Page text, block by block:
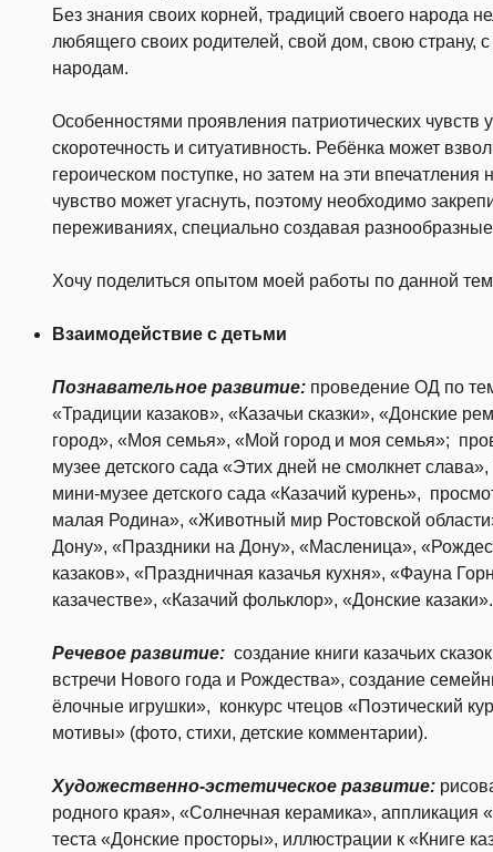
Без знания своих корней, традиций своего народа
любящего своих родителей, свой дом, свою страну,
народам.
Особенностями проявления патриотических чувств
скоротечность и ситуативность. Ребёнка может
героическом поступке, но затем на эти
чувство может угаснуть, поэтому необходимо
переживаниях, специально создавая
Хочу поделиться опытом моей работы по данной
Взаимодействие с детьми
Познавательное развитие: проведение ОД по
«Традиции казаков», «Казачьи сказки», «Донские
город», «Моя семья», «Мой город и моя семья»;
музее детского сада «Этих дней не смолкнет
мини-музее детского сада «Казачий курень»,
малая Родина», «Животный мир Ростовской
Дону», «Праздники на Дону», «Масленица»,
казаков», «Праздничная казачья кухня», «Фауна
казачестве», «Казачий фольклор», «Донские казаки».
Речевое развитие: создание книги казачьих
встречи Нового года и Рождества», создание
ёлочные игрушки», конкурс чтецов «Поэтический
мотивы» (фото, стихи, детские комментарии).
Художественно-эстетическое развитие:
родного края», «Солнечная керамика»,
теста «Донские просторы», иллюстрации к «Книге